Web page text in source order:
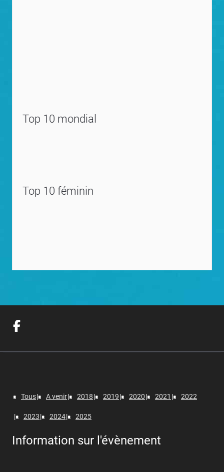
Top 10 mondial
Top 10 féminin
Tous A venir 2018 2019 2020 2021 2022
2023 2024 2025
Information sur l'évènement